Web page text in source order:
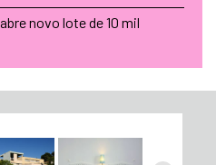
novo lote de 10 mil